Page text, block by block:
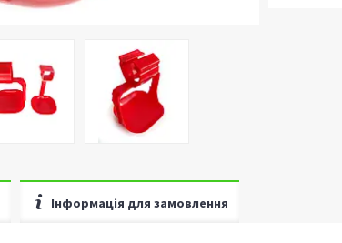
Інформація для замовлення